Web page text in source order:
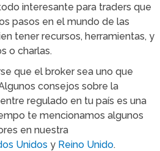
interesante para traders que
pasos en el mundo de las
tener recursos, herramientas, y
o charlas.
que el broker sea uno que
consejos sobre la
regulado en tu país es una
te mencionamos algunos
en nuestra
Unidos y Reino Unido.